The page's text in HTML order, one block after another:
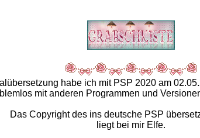
habe ich mit PSP 2020 am
mit anderen Programmen und
Das Copyright des ins deutsche PSP
liegt bei mir Elfe.